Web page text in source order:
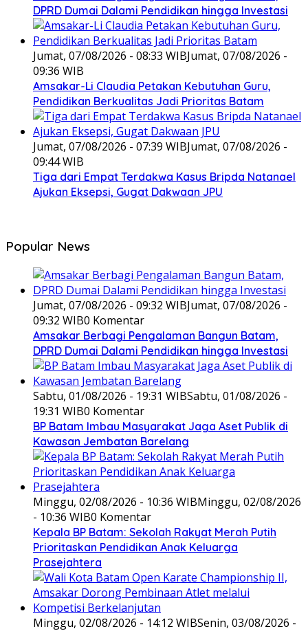
DPRD Dumai Dalami Pendidikan hingga Investasi
Jumat, 07/08/2026 - 08:33 WIBJumat, 07/08/2026 -
09:36 WIB
Amsakar-Li Claudia Petakan Kebutuhan Guru,
Pendidikan Berkualitas Jadi Prioritas Batam
Jumat, 07/08/2026 - 07:39 WIBJumat, 07/08/2026 -
09:44 WIB
Tiga dari Empat Terdakwa Kasus Bripda Natanael
Ajukan Eksepsi, Gugat Dakwaan JPU
Popular News
Jumat, 07/08/2026 - 09:32 WIBJumat, 07/08/2026 -
09:32 WIB0 Komentar
Amsakar Berbagi Pengalaman Bangun Batam,
DPRD Dumai Dalami Pendidikan hingga Investasi
Sabtu, 01/08/2026 - 19:31 WIBSabtu, 01/08/2026 -
19:31 WIB0 Komentar
BP Batam Imbau Masyarakat Jaga Aset Publik di
Kawasan Jembatan Barelang
Minggu, 02/08/2026 - 10:36 WIBMinggu, 02/08/2026
- 10:36 WIB0 Komentar
Kepala BP Batam: Sekolah Rakyat Merah Putih
Prioritaskan Pendidikan Anak Keluarga
Prasejahtera
Minggu, 02/08/2026 - 14:12 WIBSenin, 03/08/2026 -